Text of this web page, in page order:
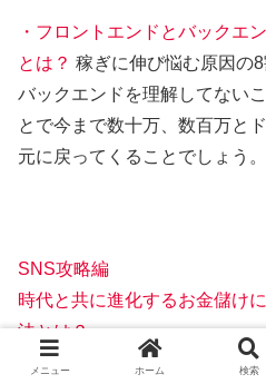
・フロントエンドとバックエ
とは？ 稼ぎに伸び悩む原因の
バックエンドを理解してない
とで今まで数十万、数百万と
元に戻ってくることでしょう。
SNS攻略編
時代と共に進化するお金儲け
法とは？
メニュー ホーム 検索